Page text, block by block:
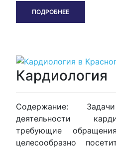
ПОДРОБНЕЕ
Кардиология
Содержание:
деятельности
требующие
целесообразно